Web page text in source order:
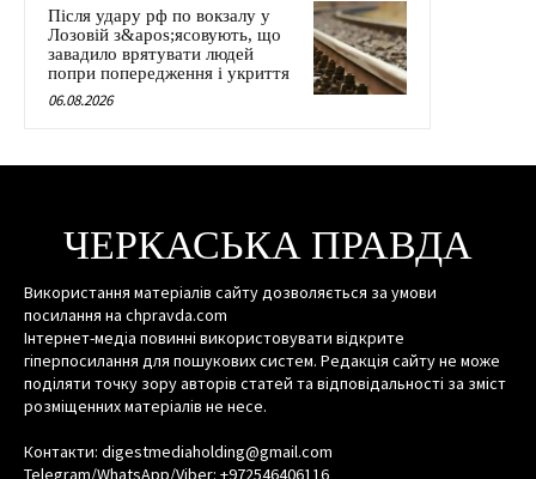
Після удару рф по вокзалу у
Лозовій з&apos;ясовують, що
завадило врятувати людей
попри попередження і укриття
06.08.2026
ЧЕРКАСЬКА ПРАВДА
Використання матеріалів сайту дозволяється за умови
посилання на chpravda.com
Інтернет-медіа повинні використовувати відкрите
гіперпосилання для пошукових систем. Редакція сайту не може
поділяти точку зору авторів статей та відповідальності за зміст
розміщенних матеріалів не несе.
Контакти: digestmediaholding@gmail.com